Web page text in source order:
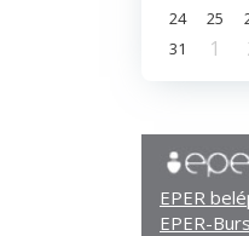
24
25
31
1
EPER
EPER-